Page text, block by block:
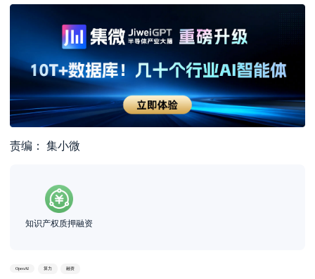
责编： 集小微
知识产权质押融资
OpenAI 算力 融资